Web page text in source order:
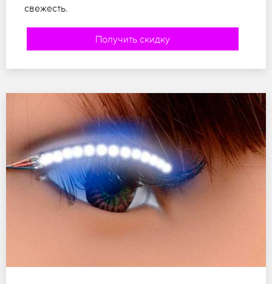
свежесть.
Получить скидку